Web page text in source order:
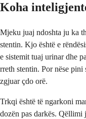
Koha
Mjeku juaj ndoshta ju ka
stentin. Kjo është e
e sistemit tuaj urinar dhe
rreth stentin. Por nëse
zgjuar çdo orë.
Trkqi është të ngarkoni
dozën pas darkës. Qëllimi